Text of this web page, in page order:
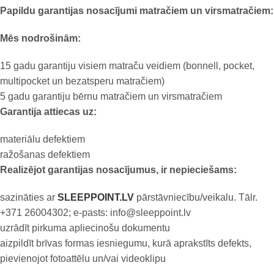
Papildu garantijas nosacījumi matračiem un virsmatračiem:
Mēs nodrošinām:
15 gadu garantiju visiem matraču veidiem (bonnell, pocket,
multipocket un bezatsperu matračiem)
5 gadu garantiju bērnu matračiem un virsmatračiem
Garantija attiecas uz:
materiālu defektiem
ražošanas defektiem
Realizējot garantijas nosacījumus, ir nepieciešams:
sazināties ar SLEEPPOINT.LV pārstāvniecību/veikalu. Tālr.
+371 26004302; e-pasts: info@sleeppoint.lv
uzrādīt pirkuma apliecinošu dokumentu
aizpildīt brīvas formas iesniegumu, kurā aprakstīts defekts,
pievienojot fotoattēlu un/vai videoklipu